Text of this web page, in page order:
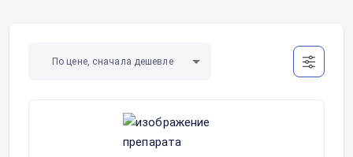
По цене, сначала дешевле